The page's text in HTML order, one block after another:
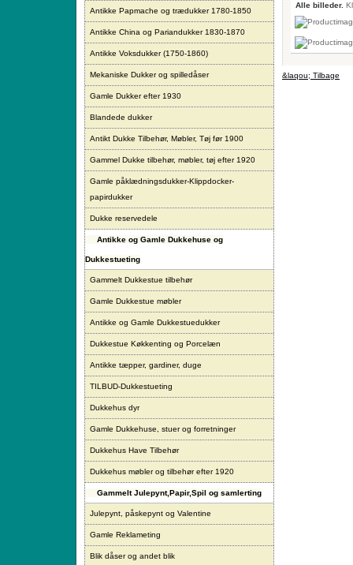
Antikke Papmache og trædukker 1780-1850
Antikke China og Pariandukker 1830-1870
Antikke Voksdukker (1750-1860)
Mekaniske Dukker og spilledåser
Gamle Dukker efter 1930
Blandede dukker
Antikt Dukke Tilbehør, Møbler, Tøj før 1900
Gammel Dukke tilbehør, møbler, tøj efter 1920
Gamle påklædningsdukker-Klippdocker-
papirdukker
Dukke reservedele
Antikke og Gamle Dukkehuse og
Dukkestueting
Gammelt Dukkestue tilbehør
Gamle Dukkestue møbler
Antikke og Gamle Dukkestuedukker
Dukkestue Køkkenting og Porcelæn
Antikke tæpper, gardiner, duge
TILBUD-Dukkestueting
Dukkehus dyr
Gamle Dukkehuse, stuer og forretninger
Dukkehus Have Tilbehør
Dukkehus møbler og tilbehør efter 1920
Gammelt Julepynt,Papir,Spil og samlerting
Julepynt, påskepynt og Valentine
Gamle Reklameting
Blik dåser og andet blik
Alle billeder.
&laqou; Tilbage